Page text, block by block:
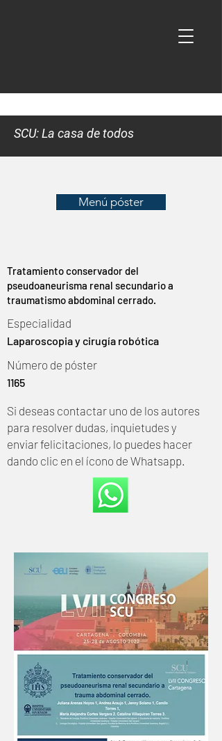
SCU: La casa de todos
Menú póster
Tratamiento conservador del
pseudoaneurisma renal secundario a
traumatismo abdominal cerrado.
Especialidad
Laparoscopia y cirugía robótica
Número de póster
1165
Si deseas contactar uno de los autores
para resolver dudas, inquietudes y
enviar felicitaciones, lo puedes hacer
dando clic en el ícono de Whatsapp.